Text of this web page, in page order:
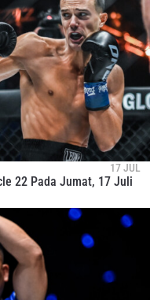
17 JUL
22 Pada Jumat, 17 Juli